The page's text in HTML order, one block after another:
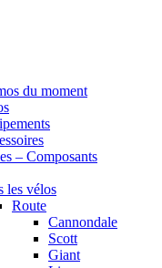
du moment
– Composants
les vélos
Route
Cannondale
Scott
Giant